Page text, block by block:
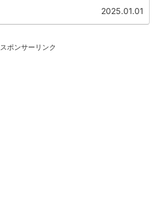
2025.01.01
スポンサーリンク